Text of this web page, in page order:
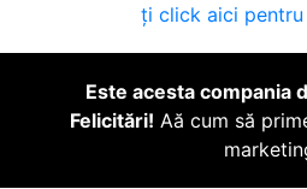
ți click aici pentru
Este acesta compania
Felicitări! Aă cum să